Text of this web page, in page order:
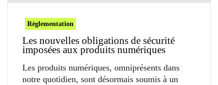
Règlementation
Les nouvelles obligations de sécurité
imposées aux produits numériques
Les produits numériques, omniprésents dans
notre quotidien, sont désormais soumis à un